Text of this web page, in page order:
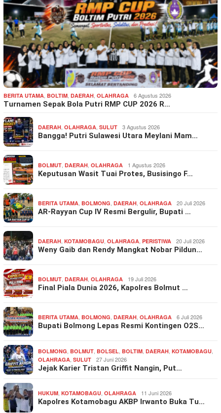
BERITA UTAMA BOLTIM DAERAH OLAHRAGA 6 Agustus 2026
Turnamen Sepak Bola Putri RMP CUP 2026 R…
DAERAH OLAHRAGA SULUT 3 Agustus 2026
Bangga! Putri Sulawesi Utara Meylani Mam…
BOLMUT DAERAH OLAHRAGA 1 Agustus 2026
Keputusan Wasit Tuai Protes, Busisingo F…
BERITA UTAMA BOLMONG DAERAH OLAHRAGA 20 Juli 2026
AR-Rayyan Cup IV Resmi Bergulir, Bupati …
DAERAH KOTAMOBAGU OLAHRAGA PERISTIWA 20 Juli 2026
Weny Gaib dan Rendy Mangkat Nobar Pildun…
BOLMUT DAERAH OLAHRAGA 19 Juli 2026
Final Piala Dunia 2026, Kapolres Bolmut …
BERITA UTAMA BOLMONG DAERAH OLAHRAGA 6 Juli 2026
Bupati Bolmong Lepas Resmi Kontingen O2S…
BOLMONG BOLMUT BOLSEL BOLTIM DAERAH KOTAMOBAGU
OLAHRAGA SULUT 27 Juni 2026
Jejak Karier Tristan Griffit Nangin, Put…
HUKUM KOTAMOBAGU OLAHRAGA 11 Juni 2026
Kapolres Kotamobagu AKBP Irwanto Buka Tu…